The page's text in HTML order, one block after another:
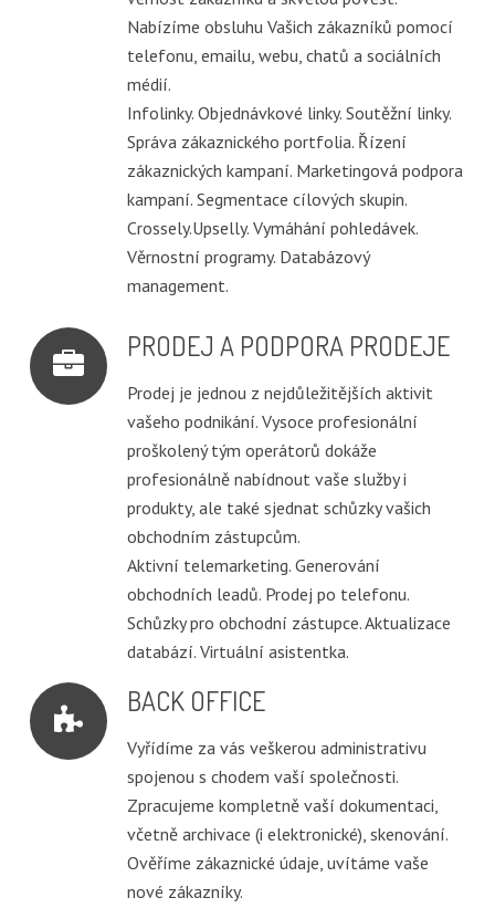
Nabízíme obsluhu Vašich zákazníků pomocí
telefonu, emailu, webu, chatů a sociálních
médií.
Infolinky. Objednávkové linky. Soutěžní linky.
Správa zákaznického portfolia. Řízení
zákaznických kampaní. Marketingová podpora
kampaní. Segmentace cílových skupin.
Crossely.Upselly. Vymáhání pohledávek.
Věrnostní programy. Databázový
management.
PRODEJ A PODPORA PRODEJE
Prodej je jednou z nejdůležitějších aktivit
vašeho podnikání. Vysoce profesionální
proškolený tým operátorů dokáže
profesionálně nabídnout vaše služby i
produkty, ale také sjednat schůzky vašich
obchodním zástupcům.
Aktivní telemarketing. Generování
obchodních leadů. Prodej po telefonu.
Schůzky pro obchodní zástupce. Aktualizace
databází. Virtuální asistentka.
BACK OFFICE
Vyřídíme za vás veškerou administrativu
spojenou s chodem vaší společnosti.
Zpracujeme kompletně vaší dokumentaci,
včetně archivace (i elektronické), skenování.
Ověříme zákaznické údaje, uvítáme vaše
nové zákazníky.